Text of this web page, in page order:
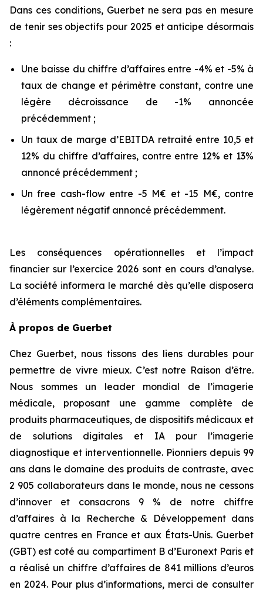
Dans ces conditions, Guerbet ne sera pas en mesure
de tenir ses objectifs pour 2025 et anticipe désormais
:
Une baisse du chiffre d’affaires entre -4% et -5% à
taux de change et périmètre constant, contre une
légère décroissance de -1% annoncée
précédemment ;
Un taux de marge d’EBITDA retraité entre 10,5 et
12% du chiffre d’affaires, contre entre 12% et 13%
annoncé précédemment ;
Un free cash-flow entre -5 M€ et -15 M€, contre
légèrement négatif annoncé précédemment.
Les conséquences opérationnelles et l’impact
financier sur l’exercice 2026 sont en cours d’analyse.
La société informera le marché dès qu’elle disposera
d’éléments complémentaires.
À propos de Guerbet
Chez Guerbet, nous tissons des liens durables pour
permettre de vivre mieux. C’est notre Raison d’être.
Nous sommes un leader mondial de l’imagerie
médicale, proposant une gamme complète de
produits pharmaceutiques, de dispositifs médicaux et
de solutions digitales et IA pour l’imagerie
diagnostique et interventionnelle. Pionniers depuis 99
ans dans le domaine des produits de contraste, avec
2 905 collaborateurs dans le monde, nous ne cessons
d’innover et consacrons 9 % de notre chiffre
d’affaires à la Recherche & Développement dans
quatre centres en France et aux États-Unis. Guerbet
(GBT) est coté au compartiment B d’Euronext Paris et
a réalisé un chiffre d’affaires de 841 millions d’euros
en 2024. Pour plus d’informations, merci de consulter